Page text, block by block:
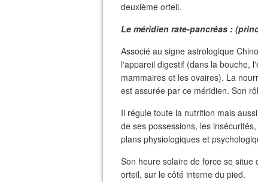
deuxième orteil.
Le méridien rate-pancréas :
Associé au signe astrologique
l'appareil digestif (dans la bouche,
mammaires et les ovaires). La
est assurée par ce méridien. Son
Il régule toute la nutrition mais
de ses possessions, les
plans physiologiques et
Son heure solaire de force se
orteil, sur le côté interne du pied.